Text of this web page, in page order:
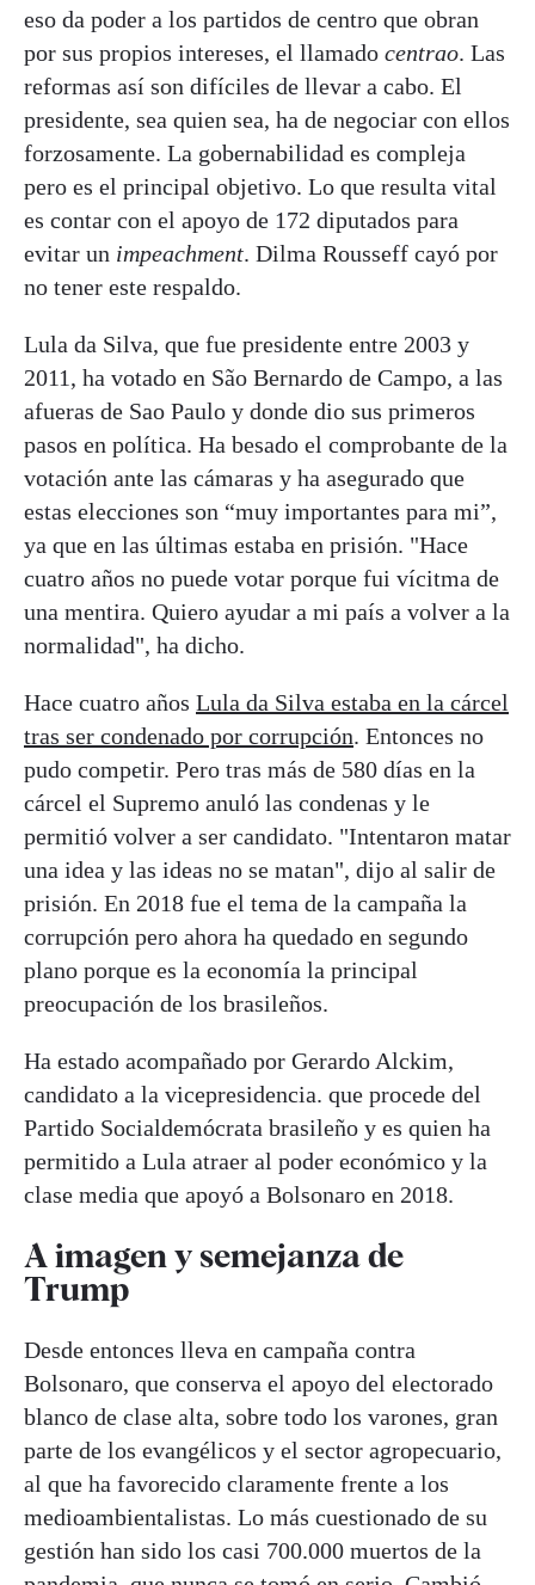
eso da poder a los partidos de centro que obran
por sus propios intereses, el llamado centrao. Las
reformas así son difíciles de llevar a cabo. El
presidente, sea quien sea, ha de negociar con ellos
forzosamente. La gobernabilidad es compleja
pero es el principal objetivo. Lo que resulta vital
es contar con el apoyo de 172 diputados para
evitar un impeachment. Dilma Rousseff cayó por
no tener este respaldo.
Lula da Silva, que fue presidente entre 2003 y
2011, ha votado en São Bernardo de Campo, a las
afueras de Sao Paulo y donde dio sus primeros
pasos en política. Ha besado el comprobante de la
votación ante las cámaras y ha asegurado que
estas elecciones son “muy importantes para mi”,
ya que en las últimas estaba en prisión. "Hace
cuatro años no puede votar porque fui vícitma de
una mentira. Quiero ayudar a mi país a volver a la
normalidad", ha dicho.
Hace cuatro años Lula da Silva estaba en la cárcel
tras ser condenado por corrupción. Entonces no
pudo competir. Pero tras más de 580 días en la
cárcel el Supremo anuló las condenas y le
permitió volver a ser candidato. "Intentaron matar
una idea y las ideas no se matan", dijo al salir de
prisión. En 2018 fue el tema de la campaña la
corrupción pero ahora ha quedado en segundo
plano porque es la economía la principal
preocupación de los brasileños.
Ha estado acompañado por Gerardo Alckim,
candidato a la vicepresidencia. que procede del
Partido Socialdemócrata brasileño y es quien ha
permitido a Lula atraer al poder económico y la
clase media que apoyó a Bolsonaro en 2018.
A imagen y semejanza de
Trump
Desde entonces lleva en campaña contra
Bolsonaro, que conserva el apoyo del electorado
blanco de clase alta, sobre todo los varones, gran
parte de los evangélicos y el sector agropecuario,
al que ha favorecido claramente frente a los
medioambientalistas. Lo más cuestionado de su
gestión han sido los casi 700.000 muertos de la